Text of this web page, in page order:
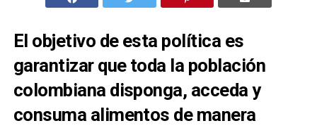
El objetivo de esta política es
garantizar que toda la población
colombiana disponga, acceda y
consuma alimentos de manera